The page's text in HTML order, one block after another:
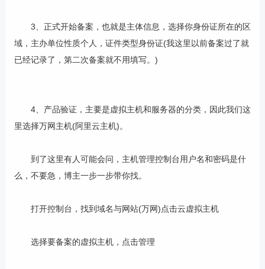
3、正式开始备案，也就是主体信息，选择你身份证所在的区
域，主办单位性质个人，证件类型身份证(我这里以前备案过了就
已经记录了，第二次备案就不用填写。)
4、产品验证，主要是虚拟主机和服务器的分类，因此我们这
里选择万网主机(阿里云主机)。
到了这里有人可能会问，主机管理控制台用户名和密码是什
么，不要急，博主一步一步带你找。
打开控制台，找到域名与网站(万网)点击云虚拟主机
选择要备案的虚拟主机，点击管理